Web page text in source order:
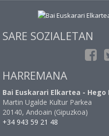
SARE SOZIALETAN
HARREMANA
Bai Euskarari Elkartea - Hego
Martin Ugalde Kultur Parkea
20140, Andoain (Gipuzkoa)
+34 943 59 21 48